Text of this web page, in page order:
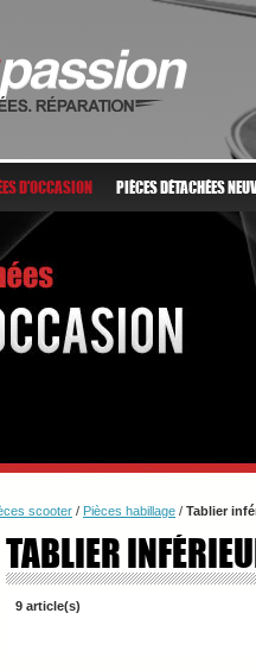
D'OCCASION PIÈCES DÉTACHÉES
scooter / Pièces habillage / Tablier
TABLIER
9 article(s)